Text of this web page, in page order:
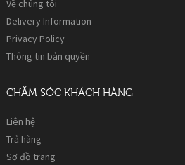
Về chúng tôi
Delivery Information
Privacy Policy
Thông tin bản quyền
CHĂM SÓC KHÁCH HÀNG
Liên hệ
Trả hàng
Sơ đồ trang